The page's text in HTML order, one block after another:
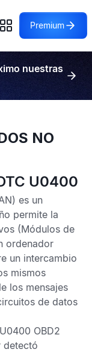
Premium
nuestras
NO
U0400
es un
permite la
(Módulos de
ordenador
un intercambio
mismos
los mensajes
de datos
U0400 OBD2
detectó